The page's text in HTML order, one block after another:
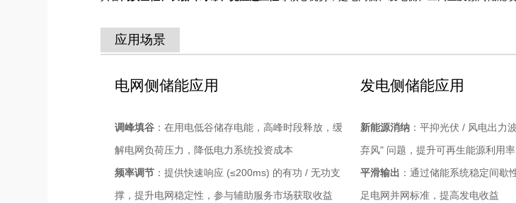
应用场景
电网侧储能应用
调峰填谷 ：在用电低谷储存电能，高峰时段释放，缓
解电网负荷压力，降低电力系统投资成本
频率调节 ：提供快速响应 (≤200ms) 的有功 / 无功支
撑，提升电网稳定性，参与辅助服务市场获取收益
发电侧储能应用
新能源消纳：平抑光伏 / 风电出力
弃风" 问题，提升可再生能源利用率
平滑输出 ：通过储能系统稳定间歇
足电网并网标准，提高发电收益